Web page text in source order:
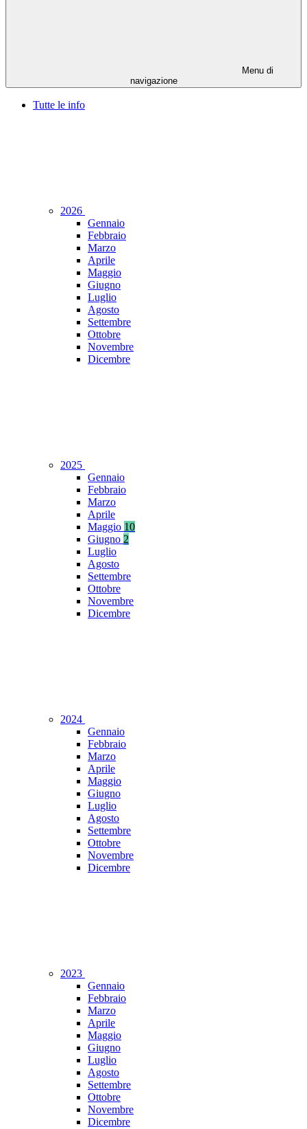
Menu di
navigazione
Tutte le info
2026
Gennaio
Febbraio
Marzo
Aprile
Maggio
Giugno
Luglio
Agosto
Settembre
Ottobre
Novembre
Dicembre
2025
Gennaio
Febbraio
Marzo
Aprile
Maggio 10
Giugno 2
Luglio
Agosto
Settembre
Ottobre
Novembre
Dicembre
2024
Gennaio
Febbraio
Marzo
Aprile
Maggio
Giugno
Luglio
Agosto
Settembre
Ottobre
Novembre
Dicembre
2023
Gennaio
Febbraio
Marzo
Aprile
Maggio
Giugno
Luglio
Agosto
Settembre
Ottobre
Novembre
Dicembre